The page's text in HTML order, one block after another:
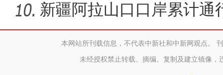
新疆阿拉山口口岸累计通
占全国
本网站所刊载信息，不代表中新社和中新网观点。
未经授权禁止转载、摘编、复制及建立镜像，